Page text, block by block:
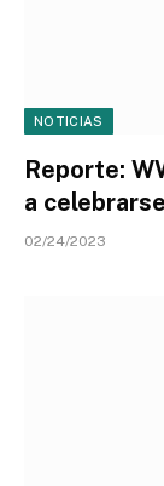
NOTICIAS
Reporte:
a
02/24/2023